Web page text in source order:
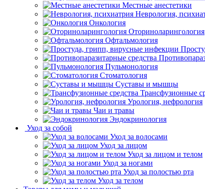
Местные анестетики
Неврология,
Онкология
Оториноларингология
Офтальмология
Пульмонология
Стоматология
Суставы и мышцы
Трансфузионные
Урология, нефрология
Чаи и травы
Эндокринология
Уход за собой
Уход за волосами
Уход за лицом
Уход за лицом и телом
Уход за ногами
Уход за полостью рта
Уход за телом